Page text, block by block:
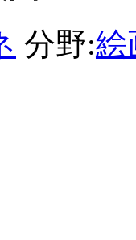
分野:絵